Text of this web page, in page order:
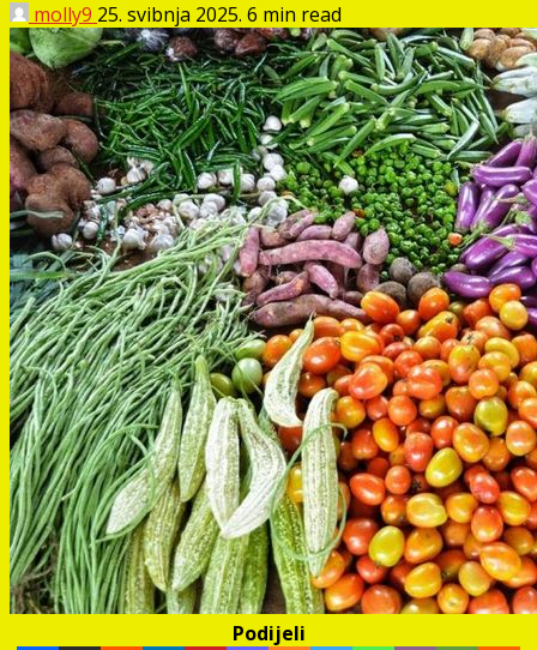
molly9 25. svibnja 2025. 6 min read
Podijeli